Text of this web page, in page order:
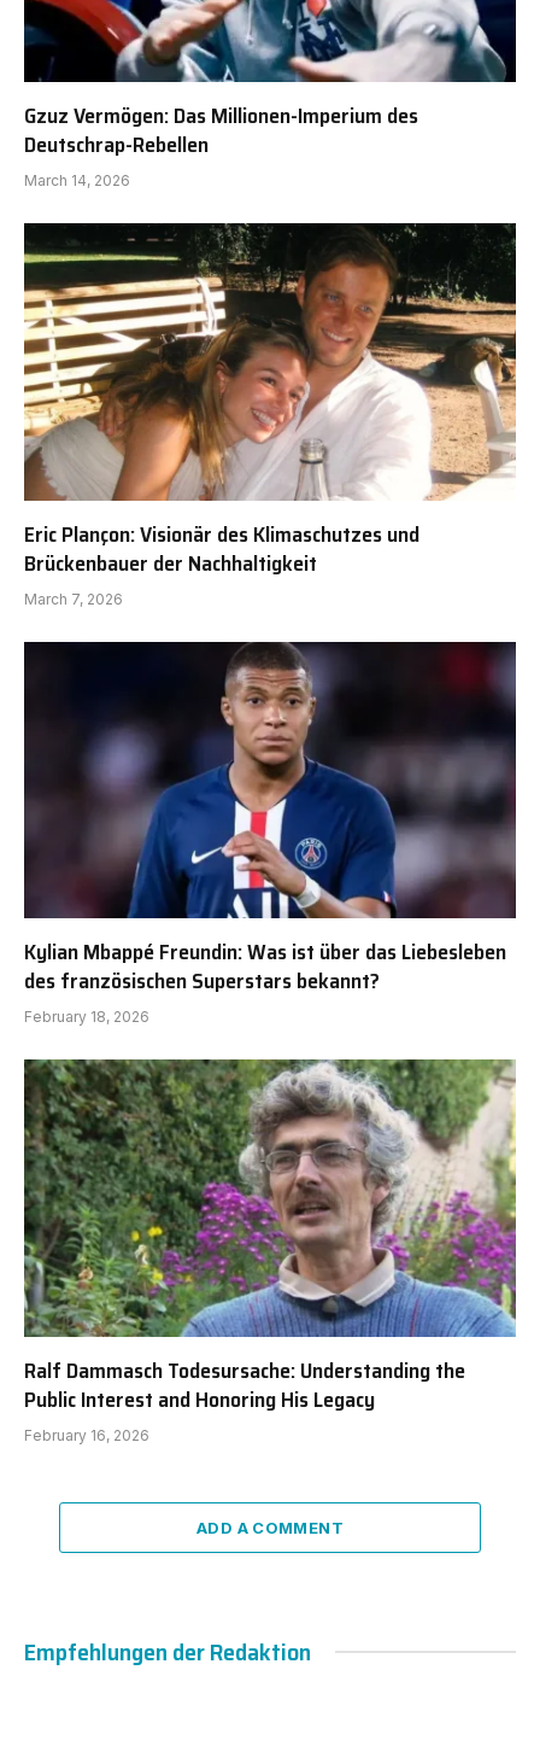
Gzuz Vermögen: Das Millionen-Imperium des
Deutschrap-Rebellen
March 14, 2026
Eric Plançon: Visionär des Klimaschutzes und
Brückenbauer der Nachhaltigkeit
March 7, 2026
Kylian Mbappé Freundin: Was ist über das Liebesleben
des französischen Superstars bekannt?
February 18, 2026
Ralf Dammasch Todesursache: Understanding the
Public Interest and Honoring His Legacy
February 16, 2026
ADD A COMMENT
Empfehlungen der Redaktion